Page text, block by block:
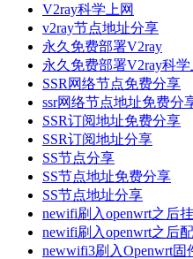
V2ray科学上网
v2ray节点地址分享
永久免费部署V2ray
永久免费部署V2ray科学
SSR网络节点免费分享
ssr网络节点地址免费分
SSR订阅地址免费分享
SSR订阅地址分享
SS节点分享
SS节点地址免费分享
SS节点地址分享
newifi刷入openwrt之后
newifi刷入openwrt之后
newwifi3刷入Openwrt固